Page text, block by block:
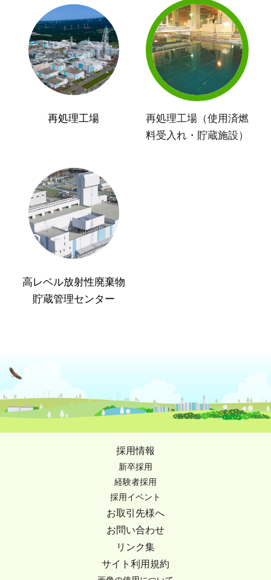
再処理工場
再処理工場（使用済燃
料受入れ・貯蔵施設）
高レベル放射性廃棄物
貯蔵管理センター
採用情報
新卒採用
経験者採用
採用イベント
お取引先様へ
お問い合わせ
リンク集
サイト利用規約